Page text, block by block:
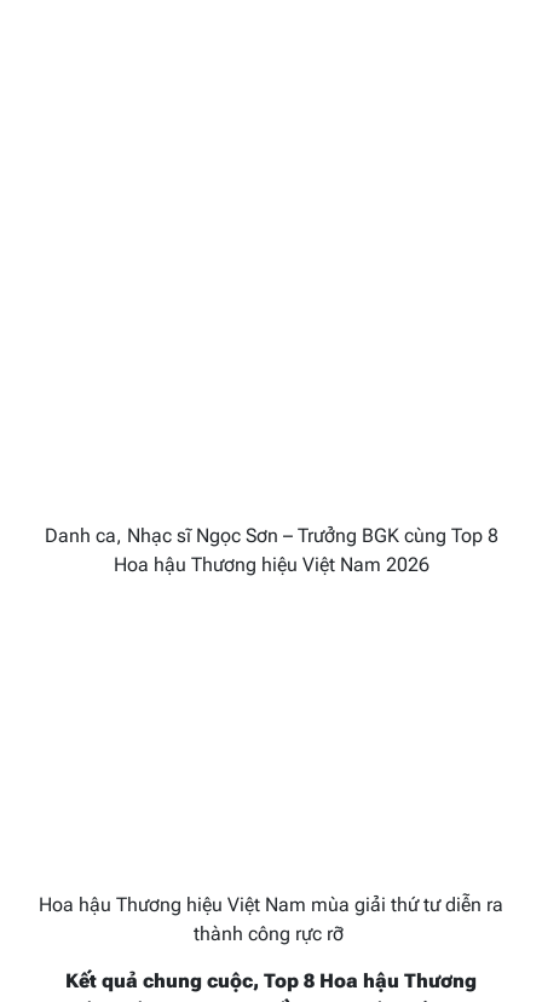
Danh ca, Nhạc sĩ Ngọc Sơn – Trưởng BGK cùng Top 8
Hoa hậu Thương hiệu Việt Nam 2026
Hoa hậu Thương hiệu Việt Nam mùa giải thứ tư diễn ra
thành công rực rỡ
Kết quả chung cuộc, Top 8 Hoa hậu Thương